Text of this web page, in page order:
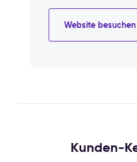
Website besuchen
Kunden-